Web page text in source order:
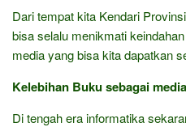
Dari tempat kita Kendari
bisa selalu menikmati
media yang bisa kita dapatkan
Kelebihan Buku sebagai media
Di tengah era informatika